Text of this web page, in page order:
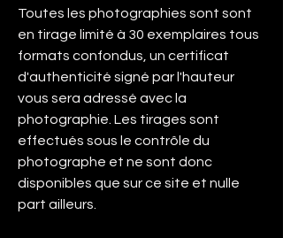
Toutes les photographies sont sont
en tirage limité à 30 exemplaires tous
formats confondus, un certificat
d'authenticité signé par l'hauteur
vous sera adressé avec la
photographie. Les tirages sont
effectués sous le contrôle du
photographe et ne sont donc
disponibles que sur ce site et nulle
part ailleurs.